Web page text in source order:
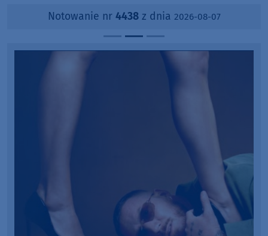
Notowanie nr 4438z dnia 2026-08-07